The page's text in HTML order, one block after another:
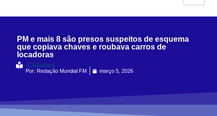
PM e mais 8 são presos suspeitos de esquema
que copiava chaves e roubava carros de
locadoras
Cidades
Por: Redação Mundial FM março 5, 2026